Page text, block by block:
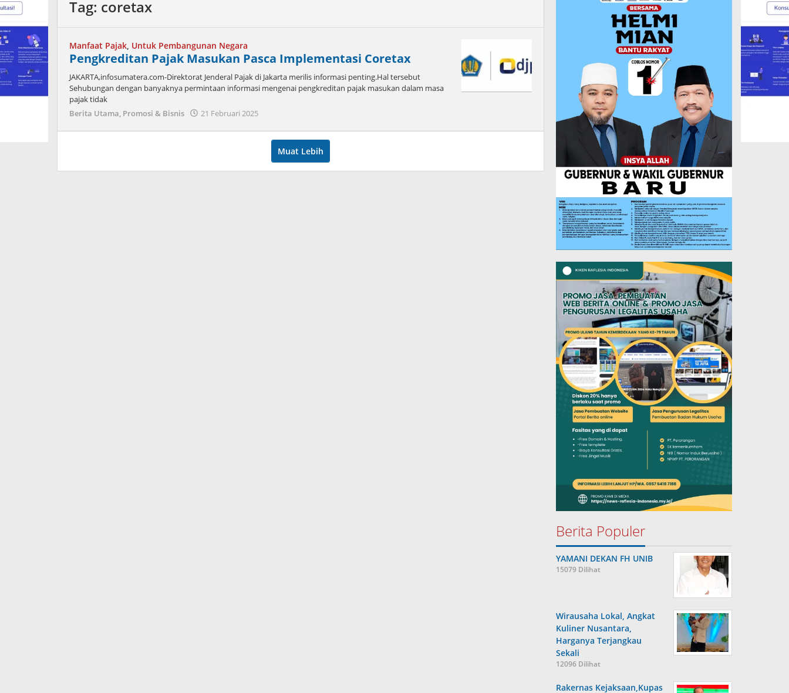
Tag: coretax
Manfaat Pajak Untuk Pembangunan Negara
Pengkreditan Pajak Masukan Pasca Implementasi Coretax
JAKARTA,infosumatera.com-Direktorat Jenderal Pajak di Jakarta merilis informasi penting.Hal tersebut
Sehubungan dengan banyaknya permintaan informasi mengenai pengkreditan pajak masukan dalam masa
pajak tidak
Berita Utama Promosi & Bisnis 21 Februari 2025
Muat Lebih
Berita Populer
YAMANI DEKAN FH UNIB
15079 Dilihat
Wirausaha Lokal, Angkat
Kuliner Nusantara,
Harganya Terjangkau
Sekali
12096 Dilihat
Rakernas Kejaksaan,Kupas